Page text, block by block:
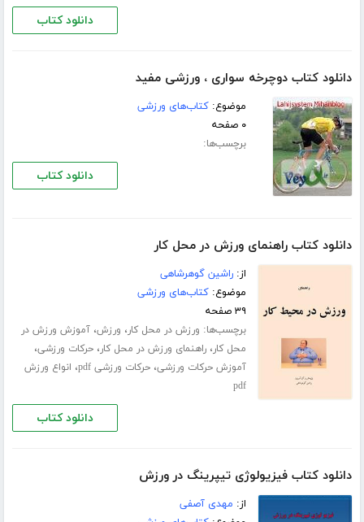
دانلود کتاب
دانلود کتاب دوچرخه سواری ، ورزشی مفید
موضوع:کتاب‌های ورزشی
۰ صفحه
برچسب‌ها:
دانلود کتاب
دانلود کتاب راهنمای ورزش در محل کار
از:راشین گوهرشاهی
موضوع:کتاب‌های ورزشی
۳۹ صفحه
برچسب‌ها: ورزش در محل کار، ورزش،آموزش ورزش در
محل کار،راهنمای ورزش در محل کار،حرکات ورزشی،
آموزش حرکات ورزشی،حرکات ورزشی pdf ، انواع ورزش
pdf
دانلود کتاب
دانلود کتاب فیزیولوژی تیپرینگ در ورزش
از: مهدی آصفی